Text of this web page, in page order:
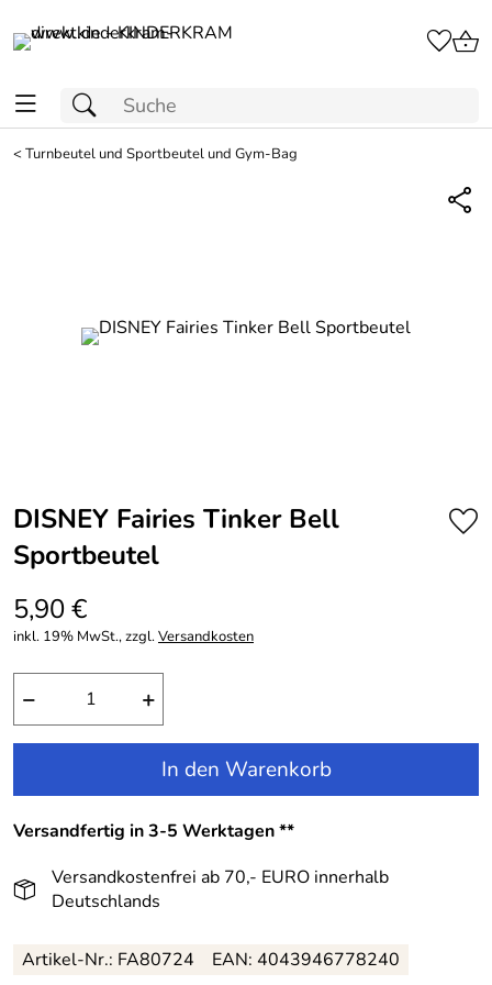
<Turnbeutel und Sportbeutel und Gym-Bag
DISNEY Fairies Tinker Bell
Sportbeutel
5,90 €
inkl. 19% MwSt., zzgl.Versandkosten
− +
In den Warenkorb
Versandfertig in 3-5 Werktagen **
Versandkostenfrei ab 70,- EURO innerhalb
Deutschlands
Artikel-Nr.: FA80724 EAN: 4043946778240